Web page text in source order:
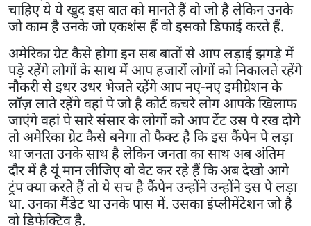
चाहिए ये ये खुद इस बात को मानते हैं वो जो है लेकिन उनके
जो काम है उनके जो एकशंस हैं वो इसको डिफाई करते हैं.
अमेरिका ग्रेट कैसे होगा इन सब बातों से आप लड़ाई झगड़े में
पड़े रहेंगे लोगों के साथ में आप हजारों लोगों को निकालते रहेंगे
नौकरी से इधर उधर भेजते रहेंगे आप नए-नए इमीग्रेशन के
लॉज़ लाते रहेंगे वहां पे जो है कोर्ट कचरे लोग आपके खिलाफ
जाएंगे वहां पे सारे संसार के लोगों को आप टेंट उस पे रख दोगे
तो अमेरिका ग्रेट कैसे बनेगा तो फैक्ट है कि इस कैंपेन पे लड़ा
था जनता उनके साथ है लेकिन जनता का साथ अब अंतिम
दौर में है यूं मान लीजिए वो वेट कर रहे हैं कि अब देखो आगे
ट्रंप क्या करते हैं तो ये सच है कैंपेन उन्होंने उन्होंने इस पे लड़ा
था. उनका मैंडेट था उनके पास में. उसका इंप्लीमेंटेशन जो है
वो डिफेक्टिव है.